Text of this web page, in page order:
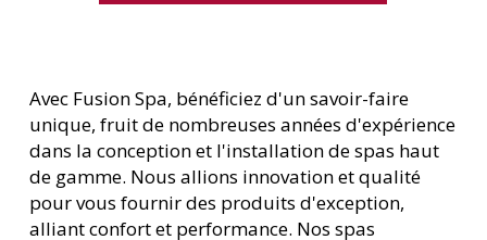
Avec Fusion Spa, bénéficiez d'un savoir-faire
unique, fruit de nombreuses années d'expérience
dans la conception et l'installation de spas haut
de gamme. Nous allions innovation et qualité
pour vous fournir des produits d'exception,
alliant confort et performance. Nos spas